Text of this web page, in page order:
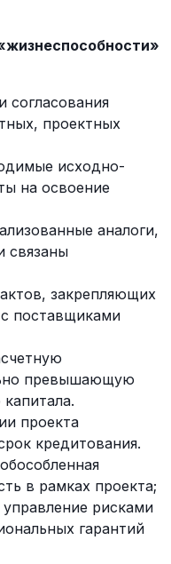
согласования
проектных
исходно-
на освоение
аналоги,
связаны
закрепляющих
поставщиками
превышающую
проекта
кредитования.
в рамках проекта;
рисками
гарантий